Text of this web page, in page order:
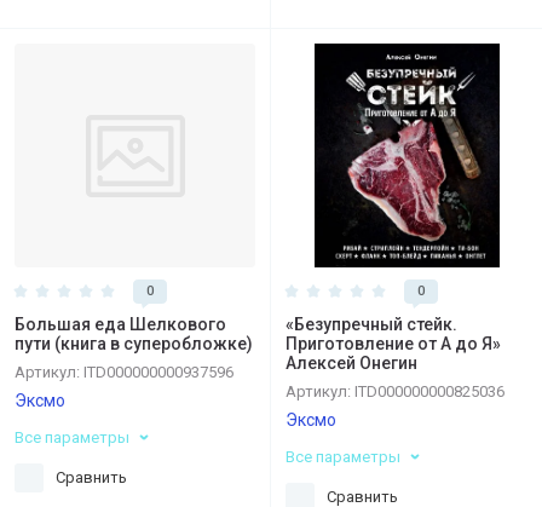
0
Большая еда Шелкового
пути (книга в суперобложке)
Артикул: ITD000000000937596
Эксмо
Все параметры
Сравнить
0
«Безупречный стейк.
Приготовление от А до Я»
Алексей Онегин
Артикул: ITD000000000825036
Эксмо
Все параметры
Сравнить